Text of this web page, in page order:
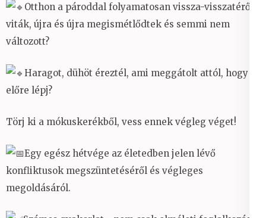
Otthon a pároddal folyamatosan vissza-visszatérő
viták, újra és újra megismétlődtek és semmi nem
változott?
Haragot, dühöt éreztél, ami meggátolt attól, hogy
előre lépj?
Törj ki a mókuskerékből, vess ennek végleg véget!
Egy egész hétvége az életedben jelen lévő
konfliktusok megszüntetéséről és végleges
megoldásáról.